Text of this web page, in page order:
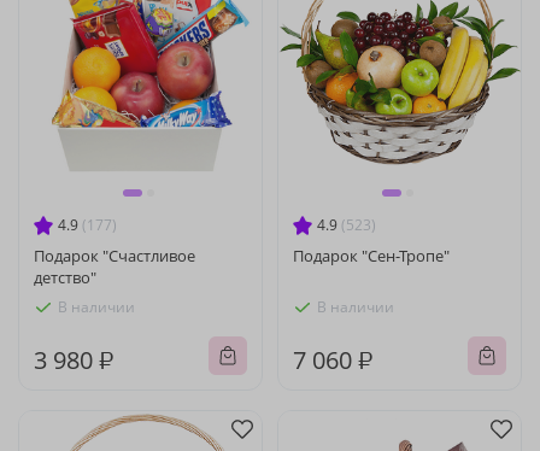
4.9 (177)
Подарок "Счастливое
детство"
В наличии
3 980 ₽
4.9 (523)
Подарок "Сен-Тропе"
В наличии
7 060 ₽